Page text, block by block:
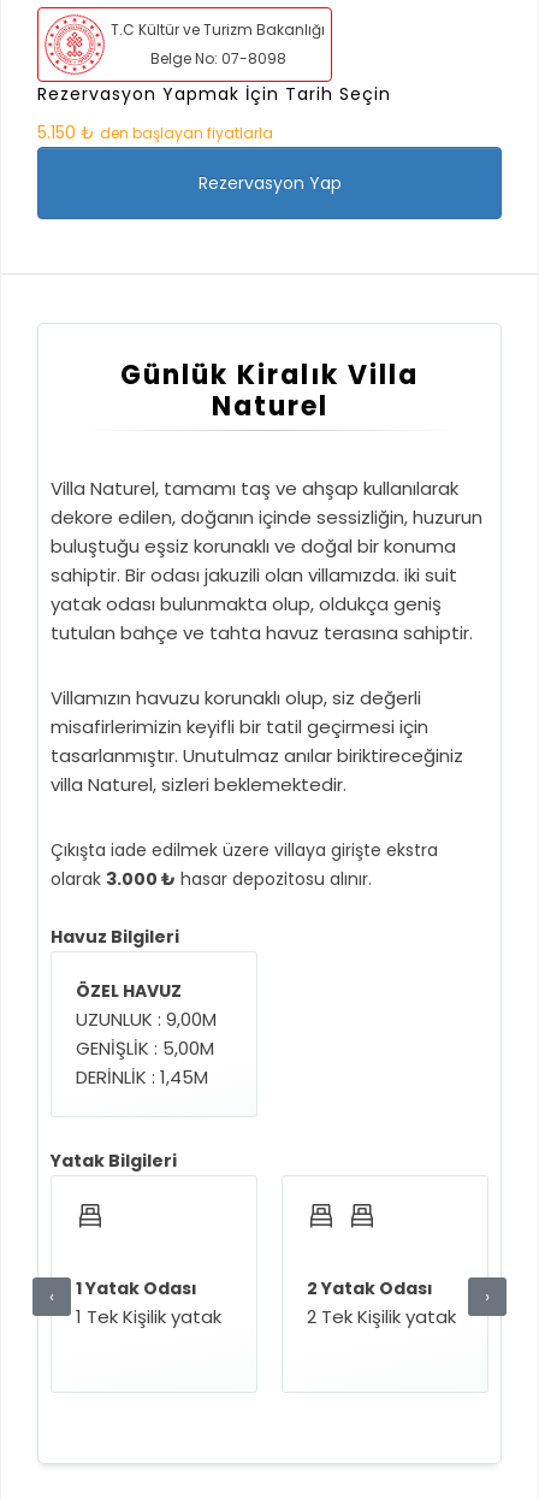
T.C Kültür ve Turizm Bakanlığı
Belge No: 07-8098
Rezervasyon Yapmak İçin Tarih Seçin
5.150 ₺ den başlayan fiyatlarla
Rezervasyon Yap
Günlük Kiralık Villa
Naturel
Villa Naturel, tamamı taş ve ahşap kullanılarak
dekore edilen, doğanın içinde sessizliğin, huzurun
buluştuğu eşsiz korunaklı ve doğal bir konuma
sahiptir. Bir odası jakuzili olan villamızda. iki suit
yatak odası bulunmakta olup, oldukça geniş
tutulan bahçe ve tahta havuz terasına sahiptir.
Villamızın havuzu korunaklı olup, siz değerli
misafirlerimizin keyifli bir tatil geçirmesi için
tasarlanmıştır. Unutulmaz anılar biriktireceğiniz
villa Naturel, sizleri beklemektedir.
Çıkışta iade edilmek üzere villaya girişte ekstra
olarak 3.000 ₺ hasar depozitosu alınır.
Havuz Bilgileri
ÖZEL HAVUZ
UZUNLUK : 9,00M
GENİŞLİK : 5,00M
DERİNLİK : 1,45M
Yatak Bilgileri
1 Yatak Odası
1 Tek Kişilik yatak
2 Yatak Odası
2 Tek Kişilik yatak
‹ ›